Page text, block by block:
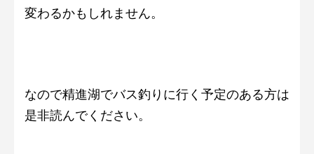
変わるかもしれません。
なので精進湖でバス釣りに行く予定のある方は
是非読んでください。